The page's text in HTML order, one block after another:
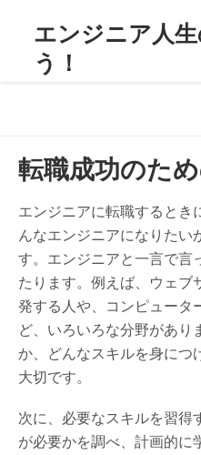
content
エンジニア人
う！
転職成功のた
エンジニアに転職するとき
んなエンジニアになりたい
す。エンジニアと一言で言
たります。例えば、ウェブ
発する人や、コンピュータ
ど、いろいろな分野があり
か、どんなスキルを身につ
大切です。
次に、必要なスキルを習得
が必要かを調べ、計画的に